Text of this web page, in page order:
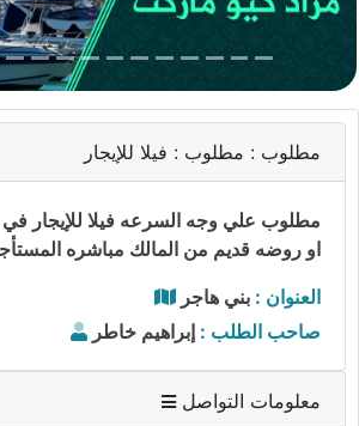
مطلوب : مطلوب : فيلا للإيجار
مطلوب علي وجه السرعه فيلا للإيجار في
او روضه قديم من المالك مباشره
العنوان : بني هاجر
صاحب الطلب : إبراهيم خاطر
معلومات التواصل